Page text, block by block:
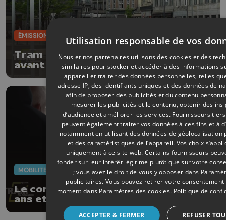
ÉMISSIONS
Tram en commun S7#28 : J-10
avant la mise en service
commercial... ?
MOBILITÉ 11/04/2025
Le conducteur du tram de Liège : 38
ans et 6 ans d'expérience TEC
Utilisation responsable de vos
Nous et nos partenaires utilisons des cookies et des
similaires pour stocker et accéder à des informations
appareil et traiter des données personnelles, telles
adresse IP, des identifiants uniques et des données de
afin de proposer des publicités et du contenu
mesurer les publicités et le contenu, obtenir des
d’audience et améliorer les services. Fournisseurs
peuvent également traiter vos données à ces fins et à
notamment en utilisant des données de géolocalisation
et des caractéristiques de l’appareil. Vos choix
uniquement à ce site web. Certains fournisseurs
fonder sur leur intérêt légitime plutôt que sur votre
; vous avez le droit de vous y opposer dans
publicitaires. Vous pouvez retirer votre
moment dans Paramètres des cookies. Politique de
ACCEPTER & FERMER REFUSER